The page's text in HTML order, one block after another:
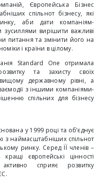
Європейська Бізнес
спільнот бізнесу, які
аби дати компаніям-
зусиллями вирішити важливі
питання та змінити його на
і країни в цілому.
Standard One отримала
та захисту своїх
державному рівні, а
з іншими компаніями-
спільних для бізнесу
у 1999 році та об’єднує
з наймасштабніших спільнот
ринку. Серед ЇЇ членів –
кращі європейські цінності
сприяє розвитку